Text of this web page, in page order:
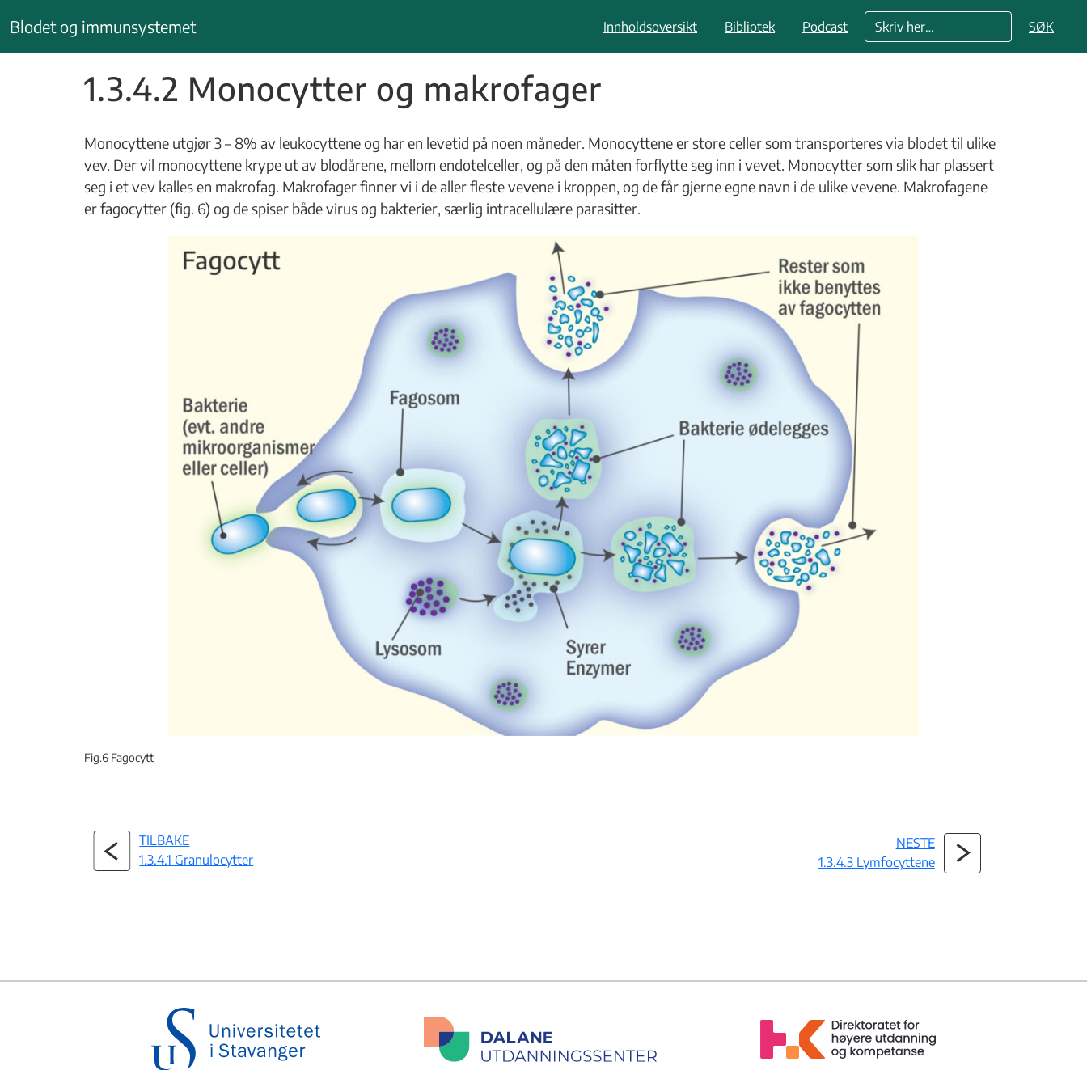
til
innhold
Blodet og immunsystemet Innholdsoversikt Bibliotek Podcast SØK
1.3.4.2 Monocytter og makrofager
Monocyttene utgjør 3 – 8% av leukocyttene og har en levetid på noen måneder. Monocyttene er store celler som transporteres via blodet til ulike
vev. Der vil monocyttene krype ut av blodårene, mellom endotelceller, og på den måten forflytte seg inn i vevet. Monocytter som slik har plassert
seg i et vev kalles en makrofag. Makrofager finner vi i de aller fleste vevene i kroppen, og de får gjerne egne navn i de ulike vevene. Makrofagene
er fagocytter (fig. 6) og de spiser både virus og bakterier, særlig intracellulære parasitter.
Fig.6 Fagocytt
TILBAKE
1.3.4.1 Granulocytter
NESTE
1.3.4.3 Lymfocyttene